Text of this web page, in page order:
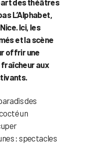
des théâtres
L’Alphabet,
Ici, les
et la scène
offrir une
fraîcheur aux
des
un
: spectacles